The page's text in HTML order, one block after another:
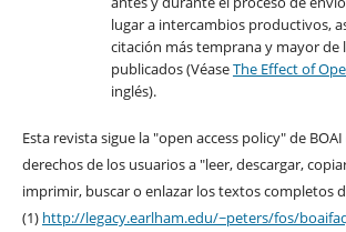
lugar a intercambios productivos,
citación más temprana y mayor de
publicados (VéaseThe Effect of
inglés).
Esta revista sigue la "open access policy" de
derechos de los usuarios a "leer, descargar,
imprimir, buscar o enlazar los textos completos
(1) http://legacy.earlham.edu/~peters/fos/